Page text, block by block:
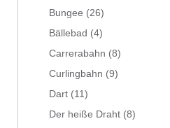
Bungee (26)
Bällebad (4)
Carrerabahn (8)
Curlingbahn (9)
Dart (11)
Der heiße Draht (8)